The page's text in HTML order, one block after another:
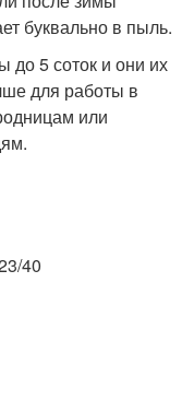
буквально в пыль.
до 5 соток и они их
для работы в
или
40